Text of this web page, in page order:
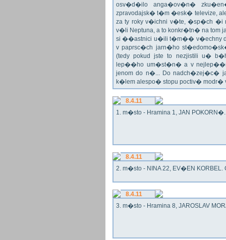
osv�d�ilo anga�ov�n�
zpravodajsk� t�m �esk� televize,
za ty roky v�ichni v�te, �sp�ch
v�li Neptuna, a to konkr�tn� na tom
si ��astnici u�ili t�m�� v�echny
v paprsc�ch jarn�ho
(tedy pokud jste to nezjistili u�
lep��ho um�st�n� a v
jenom do n�... Do nadch�zej�c�
k�lem alespo� stopu poctiv�
8.4.11
1. m�sto - Hramina 1, JAN
8.4.11
2. m�sto - NINA 22, EV�EN KORBEL.
8.4.11
3. m�sto - Hramina 8, JAROSLAV